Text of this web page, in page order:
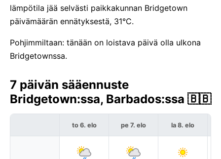
lämpötila jää selvästi paikkakunnan Bridgetown
päivämäärän ennätyksestä, 31°C.
Pohjimmiltaan: tänään on loistava päivä olla ulkona
Bridgetownssa.
7 päivän sääennuste
Bridgetown:ssa, Barbados:ssa 🇧🇧
to 6. elo pe 7. elo la 8. elo